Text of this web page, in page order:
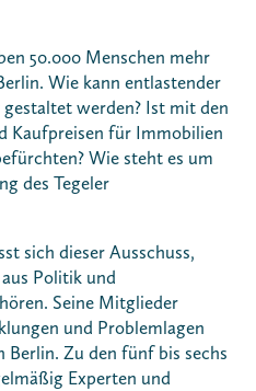
50.000 Menschen mehr
Wie kann entlastender
werden? Ist mit den
Kaufpreisen für Immobilien
Wie steht es um
des Tegeler
sich dieser Ausschuss,
Politik und
Seine Mitglieder
und Problemlagen
Zu den fünf bis sechs
Experten und